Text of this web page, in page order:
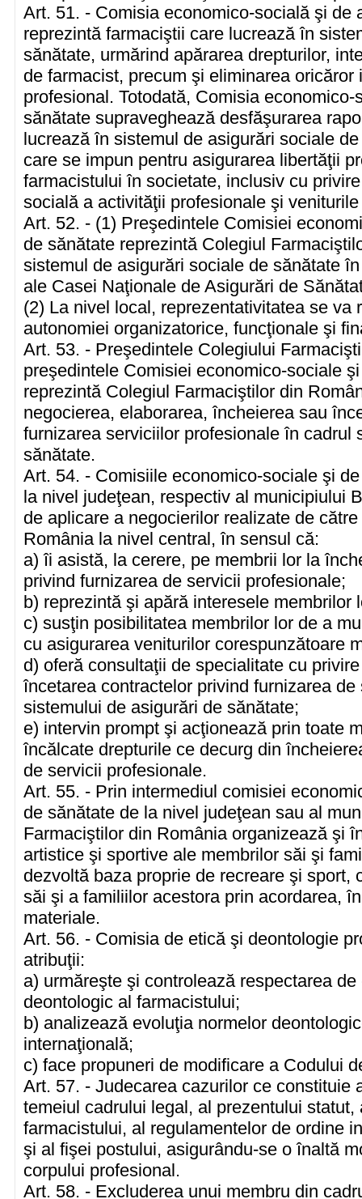
Art. 51. - Comisia economico-socială şi de
reprezintă farmaciştii care lucrează în
sănătate, urmărind apărarea drepturilor,
de farmacist, precum şi eliminarea
profesional. Totodată, Comisia
sănătate supraveghează desfăşurarea
lucrează în sistemul de asigurări sociale
care se impun pentru asigurarea libertăţii
farmacistului în societate, inclusiv cu
socială a activităţii profesionale şi
Art. 52. - (1) Preşedintele Comisiei
de sănătate reprezintă Colegiul
sistemul de asigurări sociale de sănătate
ale Casei Naţionale de Asigurări de
(2) La nivel local, reprezentativitatea se va
autonomiei organizatorice, funcţionale şi
Art. 53. - Preşedintele Colegiului
preşedintele Comisiei economico-sociale
reprezintă Colegiul Farmaciştilor din
negocierea, elaborarea, încheierea sau
furnizarea serviciilor profesionale în cadrul
sănătate.
Art. 54. - Comisiile economico-sociale şi
la nivel judeţean, respectiv al municipiului
de aplicare a negocierilor realizate de
România la nivel central, în sensul că:
a) îi asistă, la cerere, pe membrii lor la
privind furnizarea de servicii profesionale;
b) reprezintă şi apără interesele
c) susţin posibilitatea membrilor lor de a
cu asigurarea veniturilor corespunzătoare
d) oferă consultaţii de specialitate cu
încetarea contractelor privind furnizarea
sistemului de asigurări de sănătate;
e) intervin prompt şi acţionează prin toate
încălcate drepturile ce decurg din
de servicii profesionale.
Art. 55. - Prin intermediul comisiei
de sănătate de la nivel judeţean sau al
Farmaciştilor din România organizează şi
artistice şi sportive ale membrilor săi şi
dezvoltă baza proprie de recreare şi sport,
săi şi a familiilor acestora prin acordarea,
materiale.
Art. 56. - Comisia de etică şi deontologie
atribuţii:
a) urmăreşte şi controlează respectarea
deontologic al farmacistului;
b) analizează evoluţia normelor
internaţională;
c) face propuneri de modificare a Codului
Art. 57. - Judecarea cazurilor ce constituie
temeiul cadrului legal, al prezentului
farmacistului, al regulamentelor de ordine
şi al fişei postului, asigurându-se o înaltă
corpului profesional.
Art. 58. - Excluderea unui membru din